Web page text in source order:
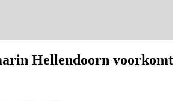
Hellendoorn voorkomt